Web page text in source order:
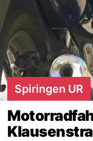
Spiringen UR